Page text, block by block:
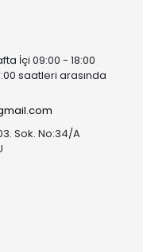
İçi 09:00 - 18:00
saatleri arasında
Sok. No:34/A